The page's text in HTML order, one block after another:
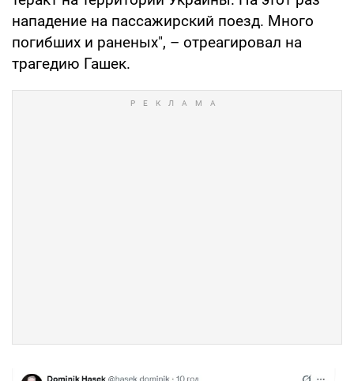
нападение на пассажирский поезд. Много
погибших и раненых", – отреагировал на
трагедию Гашек.